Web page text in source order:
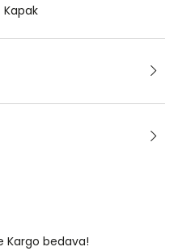
Kapak
Kargo bedava!